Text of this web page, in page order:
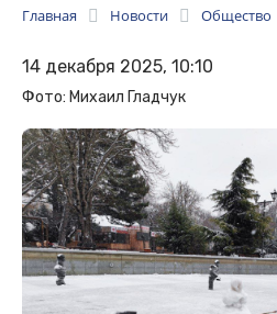
Главная Новости Общество
14 декабря 2025, 10:10
Фото: Михаил Гладчук